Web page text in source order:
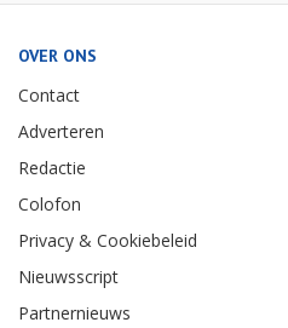
OVER ONS
Contact
Adverteren
Redactie
Colofon
Privacy & Cookiebeleid
Nieuwsscript
Partnernieuws